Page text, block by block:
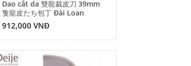
Dao cắt da 雙龍裁皮刀 39mm
隻龍皮たち包丁 Đài Loan
912,000 VNĐ